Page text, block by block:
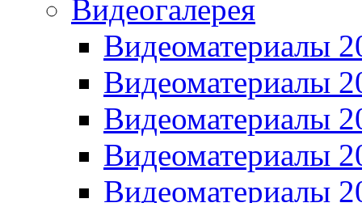
Видеогалерея
Видеоматериалы
Видеоматериалы
Видеоматериалы
Видеоматериалы
Видеоматериалы